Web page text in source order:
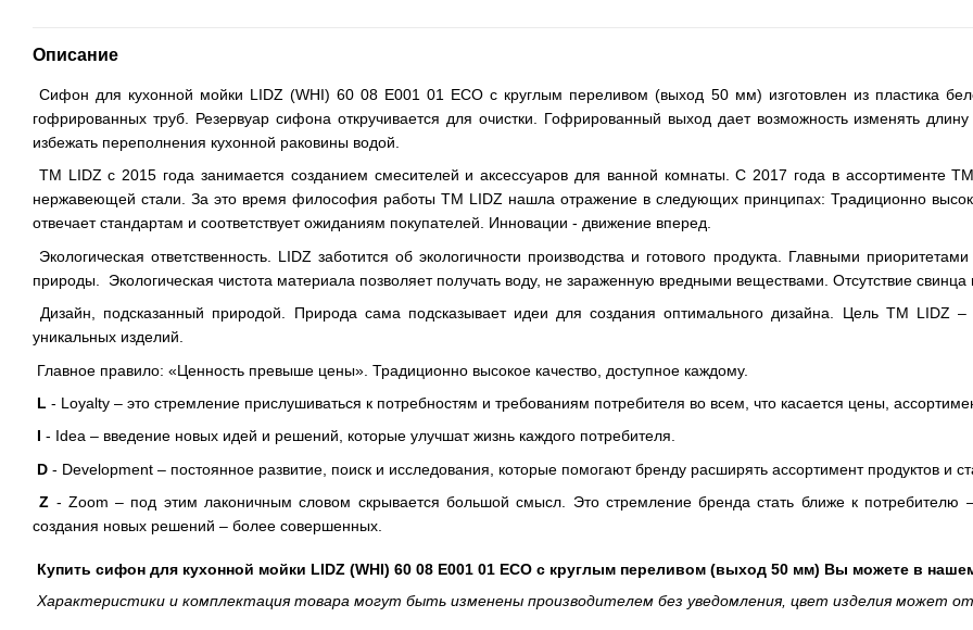
Описание
Сифон для кухонной мойки LIDZ (WHI) 60 08 E001 01 ECO с круглым переливом (выход 50 мм) изготовлен из пластика
гофрированных труб. Резервуар сифона откручивается для очистки. Гофрированный выход дает возможность изменять
избежать переполнения кухонной раковины водой.
ТМ LIDZ с 2015 года занимается созданием смесителей и аксессуаров для ванной комнаты. С 2017 года в ассортименте
нержавеющей стали. За это время философия работы ТМ LIDZ нашла отражение в следующих принципах: Традиционно
отвечает стандартам и соответствует ожиданиям покупателей. Инновации - движение вперед.
Экологическая ответственность. LIDZ заботится об экологичности производства и готового продукта. Главными
природы. Экологическая чистота материала позволяет получать воду, не зараженную вредными веществами. Отсутствие свинца
Дизайн, подсказанный природой. Природа сама подсказывает идеи для создания оптимального дизайна. Цель ТМ LIDZ –
уникальных изделий.
Главное правило: «Ценность превыше цены». Традиционно высокое качество, доступное каждому.
L - Loyalty – это стремление прислушиваться к потребностям и требованиям потребителя во всем, что касается цены,
I - Idea – введение новых идей и решений, которые улучшат жизнь каждого потребителя.
D - Development – ​​постоянное развитие, поиск и исследования, которые помогают бренду расширять ассортимент продуктов и
Z - Zoom – под этим лаконичным словом скрывается большой смысл. Это стремление бренда стать ближе к потребителю
создания новых решений – более совершенных.
Купить сифон для кухонной мойки LIDZ (WHI) 60 08 E001 01 ECO с круглым переливом (выход 50 мм) Вы можете в нашем
Характеристики и комплектация товара могут быть изменены производителем без уведомления, цвет изделия может